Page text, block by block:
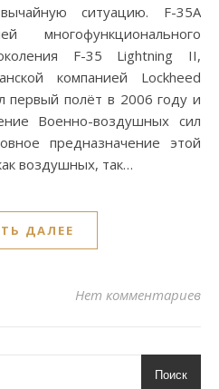
ситуацию. F-35A
многофункционального
F-35 Lightning II,
компанией Lockheed
первый полёт в 2006 году и
Военно-воздушных сил
предназначение этой
воздушных, так…
ДАЛЕЕ
Нет комментариев
Поиск